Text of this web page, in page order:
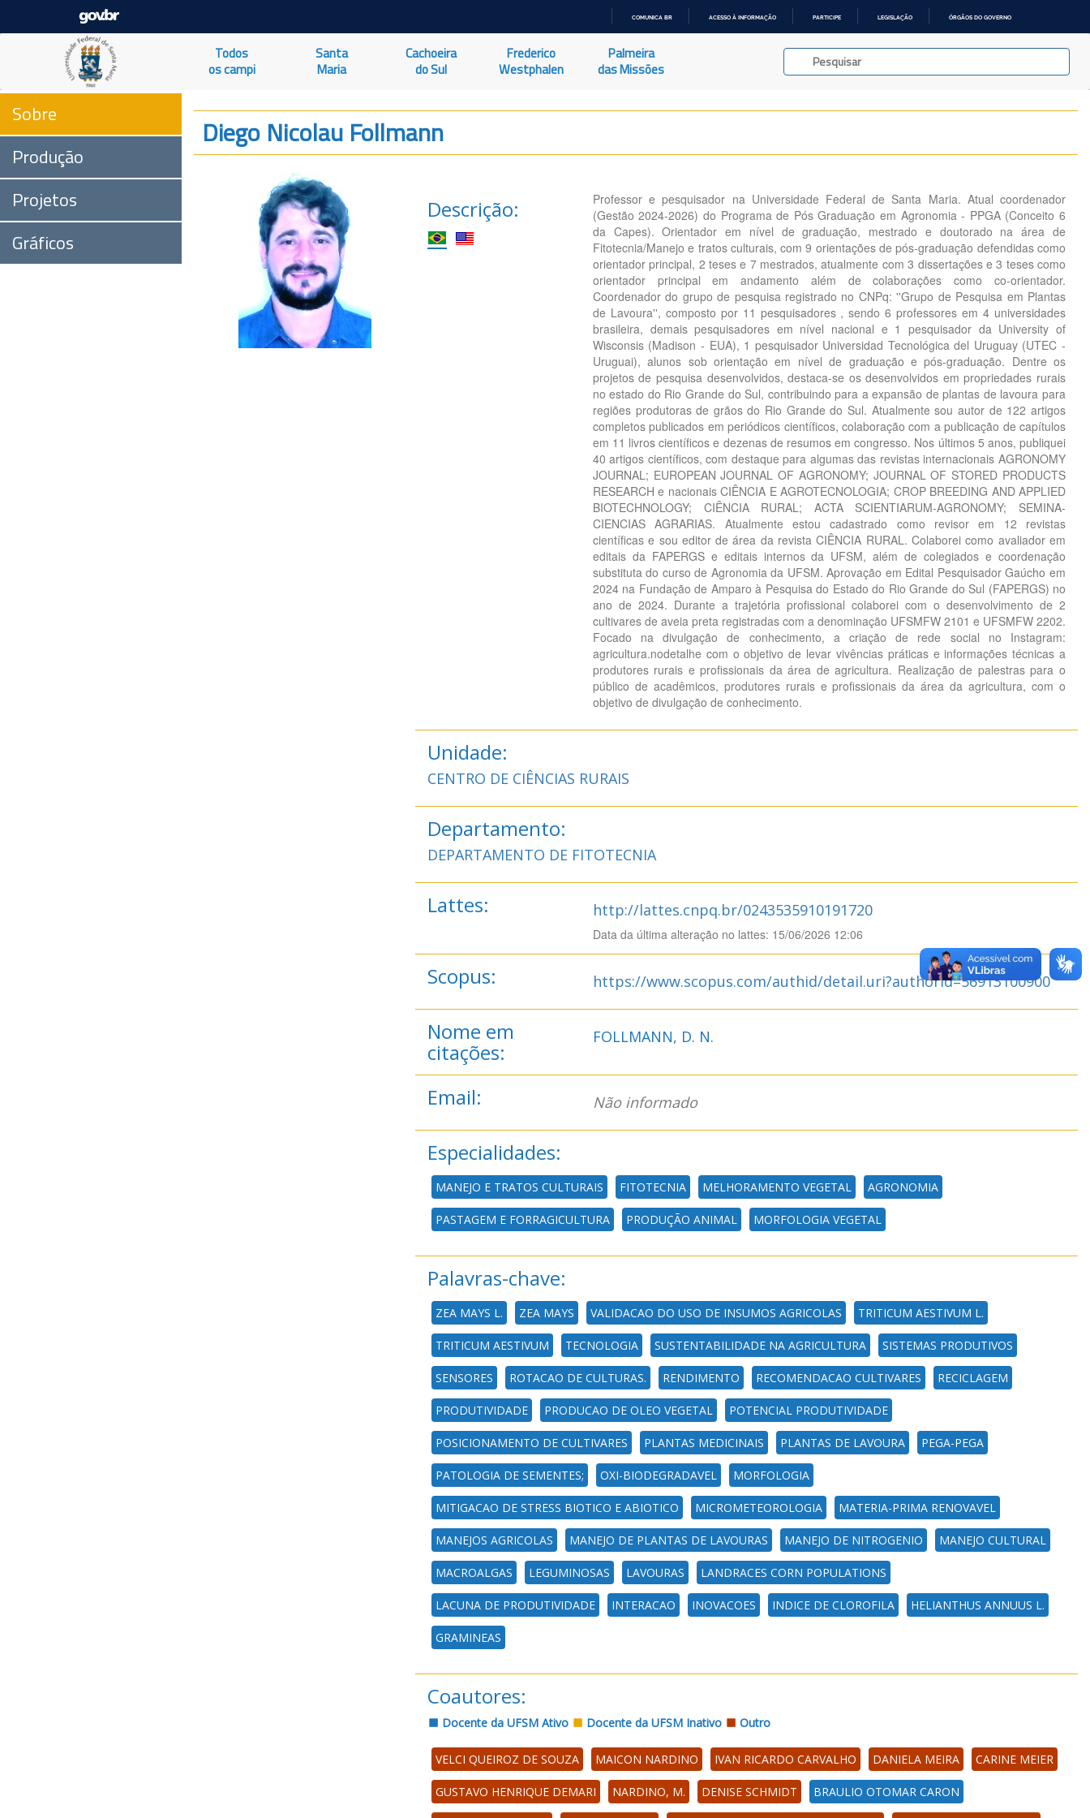
O
COMUNICA BR ACESSO À INFORMAÇÃO PARTICIPE LEGISLAÇÃO ÓRGÃOS DO GOVERNO
Todos
os campi
Santa
Maria
Cachoeira
do Sul
Frederico
Westphalen
Palmeira
das Missões
Sobre
Produção
Projetos
Gráficos
Diego Nicolau Follmann
Descrição:
Professor e pesquisador na Universidade Federal de Santa Maria. Atual coordenador
(Gestão 2024-2026) do Programa de Pós Graduação em Agronomia - PPGA (Conceito 6
da Capes). Orientador em nível de graduação, mestrado e doutorado na área de
Fitotecnia/Manejo e tratos culturais, com 9 orientações de pós-graduação defendidas como
orientador principal, 2 teses e 7 mestrados, atualmente com 3 dissertações e 3 teses como
orientador principal em andamento além de colaborações como co-orientador.
Coordenador do grupo de pesquisa registrado no CNPq: ''Grupo de Pesquisa em Plantas
de Lavoura'', composto por 11 pesquisadores , sendo 6 professores em 4 universidades
brasileira, demais pesquisadores em nível nacional e 1 pesquisador da University of
Wisconsis (Madison - EUA), 1 pesquisador Universidad Tecnológica del Uruguay (UTEC -
Uruguai), alunos sob orientação em nível de graduação e pós-graduação. Dentre os
projetos de pesquisa desenvolvidos, destaca-se os desenvolvidos em propriedades rurais
no estado do Rio Grande do Sul, contribuindo para a expansão de plantas de lavoura para
regiões produtoras de grãos do Rio Grande do Sul. Atualmente sou autor de 122 artigos
completos publicados em periódicos científicos, colaboração com a publicação de capítulos
em 11 livros científicos e dezenas de resumos em congresso. Nos últimos 5 anos, publiquei
40 artigos científicos, com destaque para algumas das revistas internacionais AGRONOMY
JOURNAL; EUROPEAN JOURNAL OF AGRONOMY; JOURNAL OF STORED PRODUCTS
RESEARCH e nacionais CIÊNCIA E AGROTECNOLOGIA; CROP BREEDING AND APPLIED
BIOTECHNOLOGY; CIÊNCIA RURAL; ACTA SCIENTIARUM-AGRONOMY; SEMINA-
CIENCIAS AGRARIAS. Atualmente estou cadastrado como revisor em 12 revistas
científicas e sou editor de área da revista CIÊNCIA RURAL. Colaborei como avaliador em
editais da FAPERGS e editais internos da UFSM, além de colegiados e coordenação
substituta do curso de Agronomia da UFSM. Aprovação em Edital Pesquisador Gaúcho em
2024 na Fundação de Amparo à Pesquisa do Estado do Rio Grande do Sul (FAPERGS) no
ano de 2024. Durante a trajetória profissional colaborei com o desenvolvimento de 2
cultivares de aveia preta registradas com a denominação UFSMFW 2101 e UFSMFW 2202.
Focado na divulgação de conhecimento, a criação de rede social no Instagram:
agricultura.nodetalhe com o objetivo de levar vivências práticas e informações técnicas a
produtores rurais e profissionais da área de agricultura. Realização de palestras para o
público de acadêmicos, produtores rurais e profissionais da área da agricultura, com o
objetivo de divulgação de conhecimento.
Unidade:
CENTRO DE CIÊNCIAS RURAIS
Departamento:
DEPARTAMENTO DE FITOTECNIA
Lattes: http://lattes.cnpq.br/0243535910191720
Data da última alteração no lattes: 15/06/2026 12:06
Scopus: https://www.scopus.com/authid/detail.uri?authorId=56913100900
Nome em
citações:
FOLLMANN, D. N.
Email: Não informado
Especialidades:
MANEJO E TRATOS CULTURAIS FITOTECNIA MELHORAMENTO VEGETAL AGRONOMIA
PASTAGEM E FORRAGICULTURA PRODUÇÃO ANIMAL MORFOLOGIA VEGETAL
Palavras-chave:
ZEA MAYS L. ZEA MAYS VALIDACAO DO USO DE INSUMOS AGRICOLAS TRITICUM AESTIVUM L.
TRITICUM AESTIVUM TECNOLOGIA SUSTENTABILIDADE NA AGRICULTURA SISTEMAS PRODUTIVOS
SENSORES ROTACAO DE CULTURAS. RENDIMENTO RECOMENDACAO CULTIVARES RECICLAGEM
PRODUTIVIDADE PRODUCAO DE OLEO VEGETAL POTENCIAL PRODUTIVIDADE
POSICIONAMENTO DE CULTIVARES PLANTAS MEDICINAIS PLANTAS DE LAVOURA PEGA-PEGA
PATOLOGIA DE SEMENTES; OXI-BIODEGRADAVEL MORFOLOGIA
MITIGACAO DE STRESS BIOTICO E ABIOTICO MICROMETEOROLOGIA MATERIA-PRIMA RENOVAVEL
MANEJOS AGRICOLAS MANEJO DE PLANTAS DE LAVOURAS MANEJO DE NITROGENIO MANEJO CULTURAL
MACROALGAS LEGUMINOSAS LAVOURAS LANDRACES CORN POPULATIONS
LACUNA DE PRODUTIVIDADE INTERACAO INOVACOES INDICE DE CLOROFILA HELIANTHUS ANNUUS L.
GRAMINEAS
Coautores:
Docente da UFSM Ativo Docente da UFSM Inativo Outro
VELCI QUEIROZ DE SOUZA MAICON NARDINO IVAN RICARDO CARVALHO DANIELA MEIRA CARINE MEIER
GUSTAVO HENRIQUE DEMARI NARDINO, M. DENISE SCHMIDT BRAULIO OTOMAR CARON